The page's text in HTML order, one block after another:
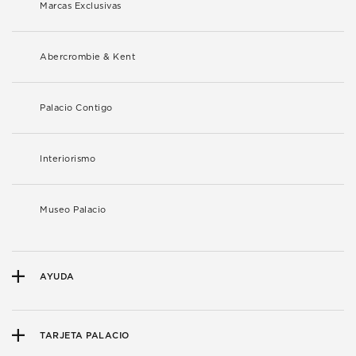
Marcas Exclusivas
Abercrombie & Kent
Palacio Contigo
Interiorismo
Museo Palacio
AYUDA
TARJETA PALACIO